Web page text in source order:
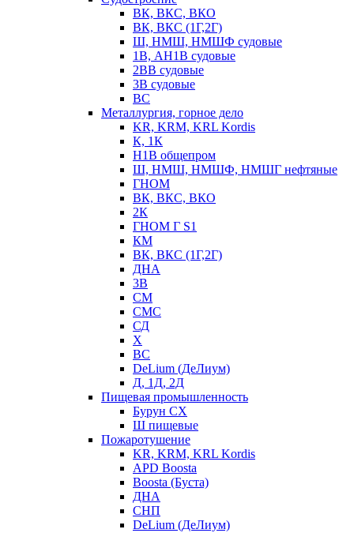
ВК, ВКС, ВКО
ВК, ВКС (1Г,2Г)
Ш, НМШ, НМШФ судовые
1В, АН1В судовые
2ВВ судовые
3В судовые
ВС
Металлургия, горное дело
KR, KRM, KRL Kordis
К, 1К
Н1В общепром
Ш, НМШ, НМШФ, НМШГ нефтяные
ГНОМ
ВК, ВКС, ВКО
2К
ГНОМ Г S1
КМ
ВК, ВКС (1Г,2Г)
ДНА
3В
СМ
СМС
СД
Х
ВС
DeLium (ДеЛиум)
Д, 1Д, 2Д
Пищевая промышленность
Бурун СХ
Ш пищевые
Пожаротушение
KR, KRM, KRL Kordis
APD Boosta
Boosta (Буста)
ДНА
СНП
DeLium (ДеЛиум)